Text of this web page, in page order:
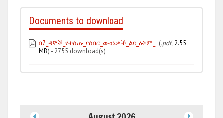
Documents to download
በ7_ዳኞች_የተሰጡ_የሰበር_ውሳኔዎች_ልዩ_ዕትም_ (.pdf, 2.55
MB) - 2755 download(s)